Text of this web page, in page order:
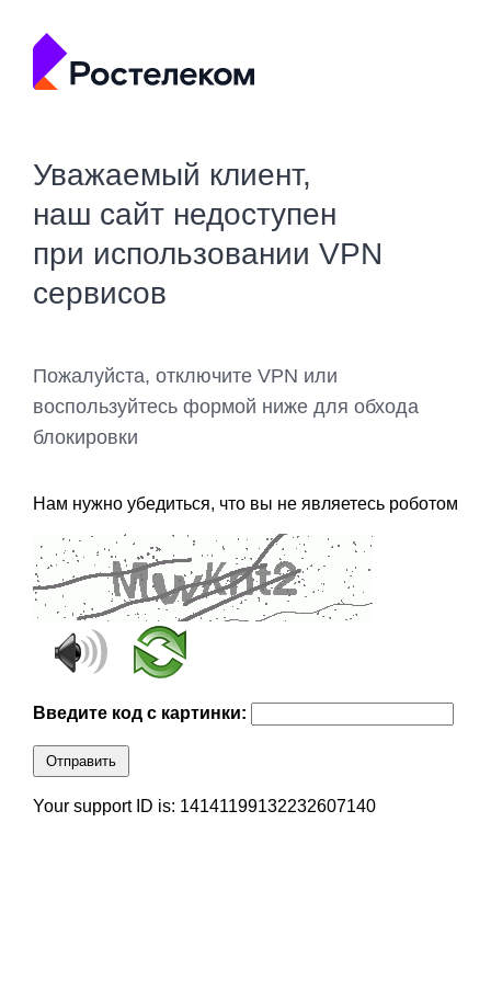
Уважаемый клиент,
наш сайт недоступен
при использовании VPN
сервисов
Пожалуйста, отключите VPN или
воспользуйтесь формой ниже для обхода
блокировки
Нам нужно убедиться, что вы не являетесь роботом
Введите код с картинки:
Отправить
Your support ID is: 14141199132232607140